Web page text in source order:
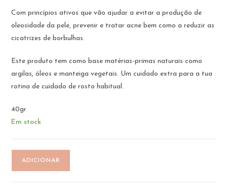
Com princípios ativos que vão ajudar a evitar a produção de
oleosidade da pele, prevenir e tratar acne bem como a reduzir as
cicatrizes de borbulhas.
Este produto tem como base matérias-primas naturais como
argilas, óleos e manteiga vegetais. Um cuidado extra para a tua
rotina de cuidado de rosto habitual.
40gr
Em stock
Máscara
ADICIONAR